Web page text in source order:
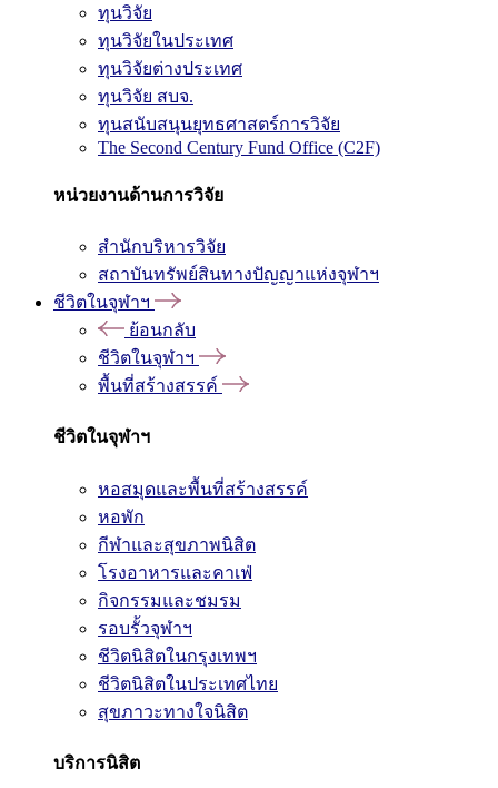
ทุนวิจัย
ทุนวิจัยในประเทศ
ทุนวิจัยต่างประเทศ
ทุนวิจัย สบจ.
ทุนสนับสนุนยุทธศาสตร์การวิจัย
The Second Century Fund Office (C2F)
หน่วยงานด้านการวิจัย
สำนักบริหารวิจัย
สถาบันทรัพย์สินทางปัญญาแห่งจุฬาฯ
ชีวิตในจุฬาฯ
ย้อนกลับ
ชีวิตในจุฬาฯ
พื้นที่สร้างสรรค์
ชีวิตในจุฬาฯ
หอสมุดและพื้นที่สร้างสรรค์
หอพัก
กีฬาและสุขภาพนิสิต
โรงอาหารและคาเฟ่
กิจกรรมและชมรม
รอบรั้วจุฬาฯ
ชีวิตนิสิตในกรุงเทพฯ
ชีวิตนิสิตในประเทศไทย
สุขภาวะทางใจนิสิต
บริการนิสิต